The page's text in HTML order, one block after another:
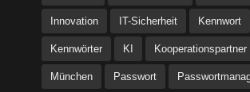
Innovation IT-Sicherheit Kennwort
Kennwörter KI Kooperationspartner
München Passwort